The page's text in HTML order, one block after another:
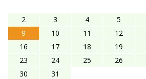
2
3 4 5
9
10 11 12
16
17 18 19
23
24 25 26
30
31